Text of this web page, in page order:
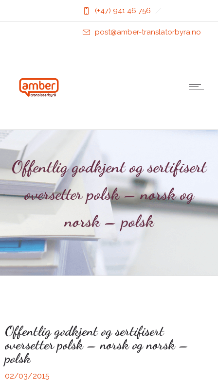
(+47) 941 46 756
post@amber-translatorbyra.no
Offentlig godkjent og sertifisert
oversetter polsk – norsk og
norsk – polsk
Offentlig godkjent og sertifisert
oversetter polsk – norsk og norsk –
polsk
02/03/2015